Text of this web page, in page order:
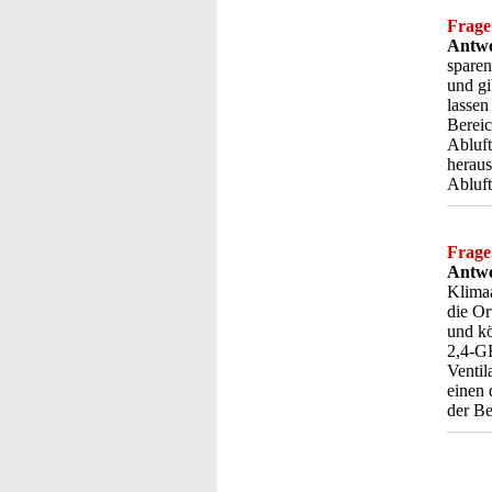
Frage
und
Frage
die
und
2,4-
einen
der